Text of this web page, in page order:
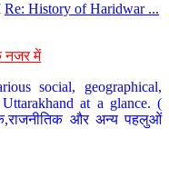
Re: History of Haridwar ...
नजर में
social, geographical,
at a glance. (
और अन्य पहलुओं